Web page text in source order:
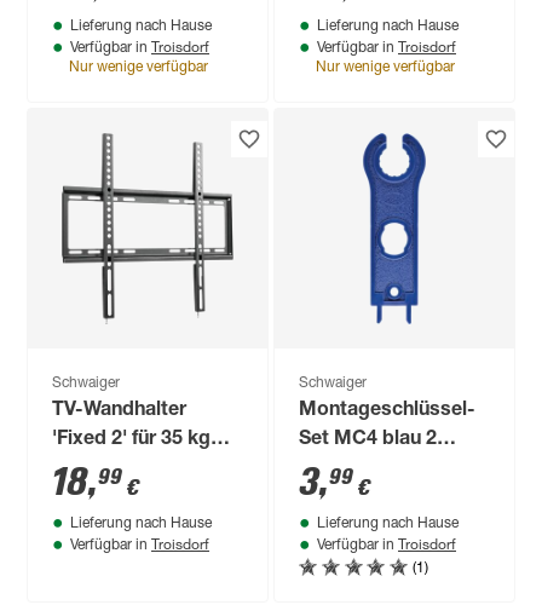
Lieferung nach Hause
Verfügbar in Troisdorf
Nur wenige verfügbar
Lieferung nach Hause
Verfügbar in Troisdorf
Nur wenige verfügbar
Schwaiger
TV-Wandhalter
'Fixed 2' für 35 kg
Gewicht fix
18,99 €
Lieferung nach Hause
Verfügbar in Troisdorf
Schwaiger
Montageschlüssel-
Set MC4 blau 2
Stück
3,99 €
Lieferung nach Hause
Verfügbar in Troisdorf
(1)